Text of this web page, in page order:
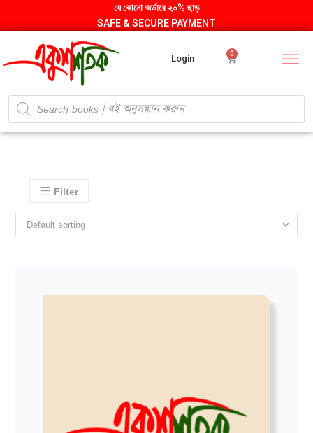
যে কোনো অর্ডারে ২০% ছাড়
SAFE & SECURE PAYMENT
Login 0
Filter
Default sorting